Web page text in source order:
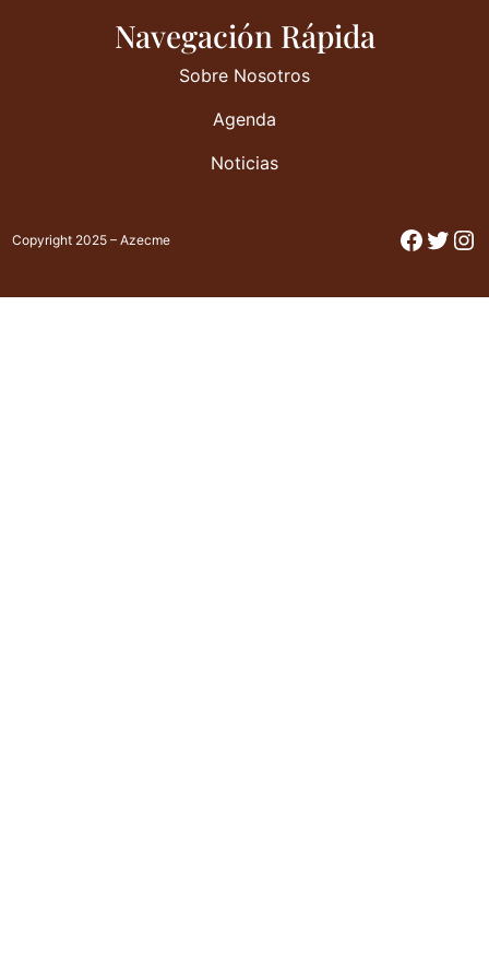
Navegación Rápida
Sobre Nosotros
Agenda
Noticias
Copyright 2025 – Azecme